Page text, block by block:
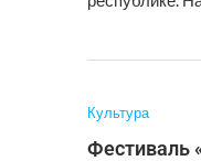
Культура
Фестиваль